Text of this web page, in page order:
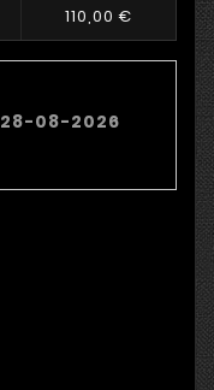
110,00 €
28-08-2026